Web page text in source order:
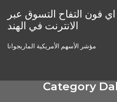
content
فون التفاح التسوق عبر
الانترنت في الهند
مؤشر الأسهم الأمريكية الماريجوانا
Category